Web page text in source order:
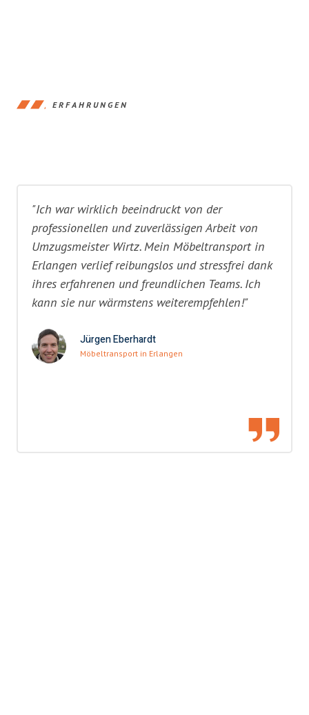
ERFAHRUNGEN
"Ich war wirklich beeindruckt von der
professionellen und zuverlässigen Arbeit von
Umzugsmeister Wirtz. Mein Möbeltransport in
Erlangen verlief reibungslos und stressfrei dank
ihres erfahrenen und freundlichen Teams. Ich
kann sie nur wärmstens weiterempfehlen!"
Jürgen Eberhardt
Möbeltransport in Erlangen